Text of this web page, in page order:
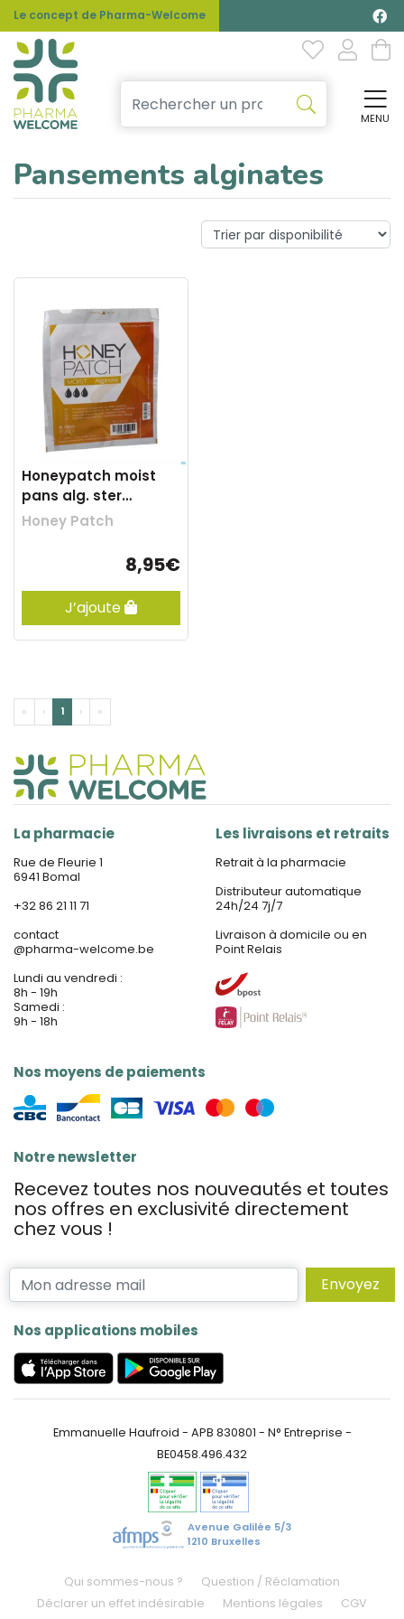
Le concept de Pharma-Welcome
MENU
Pansements alginates
Honeypatch moist
pans alg. ster
10x10cm 1 1058921
Honey Patch
8,95€
J’ajoute
« ‹ 1 › »
La pharmacie
Rue de Fleurie 1
6941 Bomal
+32 86 21 11 71
contact
@pharma-welcome.be
Lundi au vendredi :
8h - 19h
Samedi :
9h - 18h
Nos moyens de paiements
Les livraisons et retraits
Retrait à la pharmacie
Distributeur automatique
24h/24 7j/7
Livraison à domicile ou en
Point Relais
Notre newsletter
Recevez toutes nos nouveautés et toutes
nos offres en exclusivité directement
chez vous !
Envoyez
Nos applications mobiles
Emmanuelle Haufroid - APB 830801 - N° Entreprise -
BE0458.496.432
Avenue Galilée 5/3
1210 Bruxelles
Qui sommes-nous ?
Question / Réclamation
Déclarer un effet indésirable
Mentions légales
CGV